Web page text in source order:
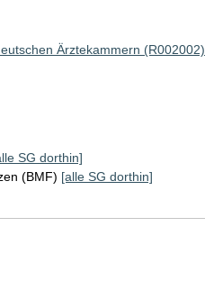
Ärztekammern (R002002)
SG dorthin]
(BMF) [alle SG dorthin]